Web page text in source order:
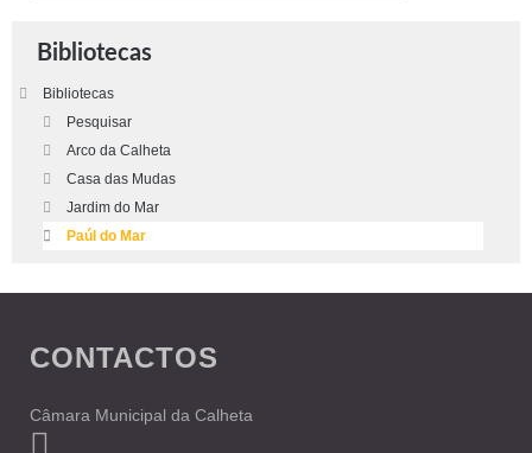
Bibliotecas
Bibliotecas
Pesquisar
Arco da Calheta
Casa das Mudas
Jardim do Mar
Paúl do Mar
CONTACTOS
Câmara Municipal da Calheta